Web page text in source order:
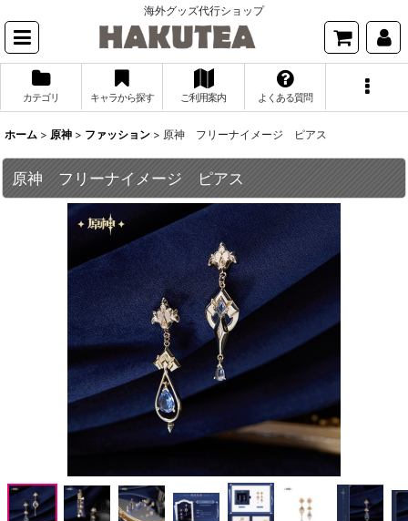
海外グッズ代行ショップ
カテゴリ キャラから探す ご利用案内 よくある質問
ホーム > 原神 > ファッション > 原神 フリーナイメージ ピアス
原神 フリーナイメージ ピアス